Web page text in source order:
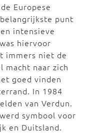
Europese
punt
intensieve
hiervoor
immers niet de
macht naar zich
goed vinden
In 1984
van Verdun.
symbool voor
en Duitsland.